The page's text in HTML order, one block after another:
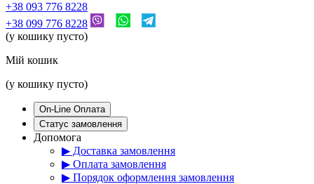
+38 093 776 8228
+38 099 776 8228
(у кошику пусто)
Мій кошик
(у кошику пусто)
On-Line Оплата
Статус замовлення
Допомога
▶ Доставка замовлення
▶ Оплата замовлення
▶ Порядок оформлення замовлення